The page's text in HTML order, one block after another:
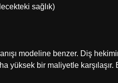
sağlık)
modeline benzer. Diş
yüksek bir maliyetle